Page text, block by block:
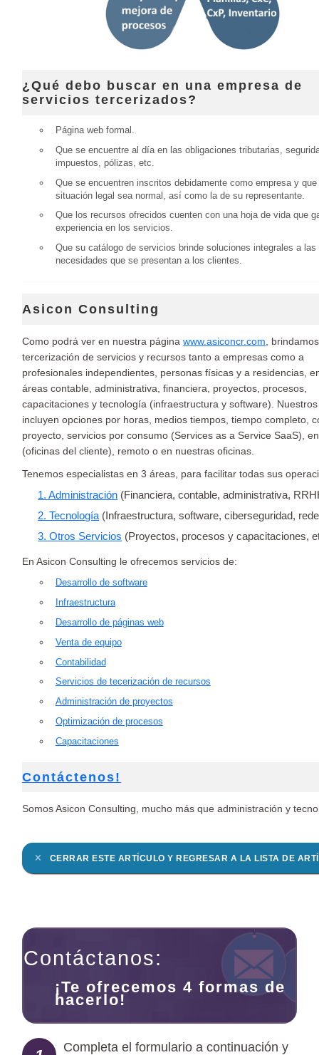
¿Qué debo buscar en una empresa de
servicios tercerizados?
Página web formal.
Que se encuentre al día en las obligaciones tributarias,
impuestos, pólizas, etc.
Que se encuentren inscritos debidamente como empresa y que
situación legal sea normal, así como la de su representante.
Que los recursos ofrecidos cuenten con una hoja de vida que
experiencia en los servicios.
Que su catálogo de servicios brinde soluciones integrales a las
necesidades que se presentan a los clientes.
Asicon Consulting
Como podrá ver en nuestra páginawww.asiconcr.com, brindamos
tercerización de servicios y recursos tanto a empresas como a
profesionales independientes, personas físicas y a residencias,
áreas contable, administrativa, financiera, proyectos, procesos,
capacitaciones y tecnología (infraestructura y software).
incluyen opciones por horas, medios tiempos, tiempo completo,
proyecto, servicios por consumo (Services as a Service SaaS),
(oficinas del cliente), remoto o en nuestras oficinas.
Tenemos especialistas en 3 áreas, para facilitar todas sus
1. Administración (Financiera, contable, administrativa,
2. Tecnología(Infraestructura, software, ciberseguridad,
3. Otros Servicios (Proyectos, procesos y capacitaciones,
En Asicon Consulting le ofrecemos servicios de:
Desarrollo de software
Infraestructura
Desarrollo de páginas web
Venta de equipo
Contabilidad
Servicios de tecerización de recursos
Administración de proyectos
Optimización de procesos
Capacitaciones
Contáctenos!
Somos Asicon Consulting, mucho más que administración y
CERRAR ESTE ARTÍCULO Y REGRESAR A LA LISTA DE
Contáctanos:
¡Te ofrecemos 4 formas de
hacerlo!
Completa el formulario a continuación y